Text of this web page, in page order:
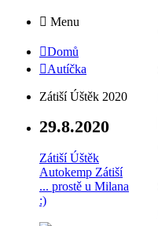
Menu
Domů
Autíčka
Zátiší Úštěk 2020
29.8.2020
Zátiší Úštěk
Autokemp Zátiší
... prostě u Milana
:)